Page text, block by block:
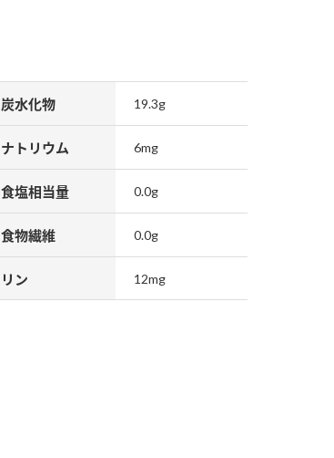
炭水化物 19.3g
ナトリウム 6mg
食塩相当量 0.0g
食物繊維 0.0g
リン 12mg